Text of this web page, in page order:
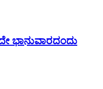
ಭಾನುವಾರದಂದು